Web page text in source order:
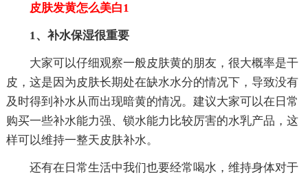
皮肤发黄怎么美白1
1、补水保湿很重要
大家可以仔细观察一般皮肤黄的朋友，很大概率是干
皮，这是因为皮肤长期处在缺水水分的情况下，导致没有
及时得到补水从而出现暗黄的情况。建议大家可以在日常
购买一些补水能力强、锁水能力比较厉害的水乳产品，这
样可以维持一整天皮肤补水。
还有在日常生活中我们也要经常喝水，维持身体对于